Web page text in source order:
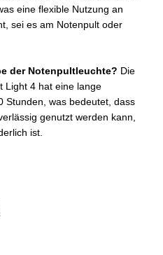
eine flexible Nutzung an
sei es am Notenpult oder
der Notenpultleuchte? Die
Light 4 hat eine lange
Stunden, was bedeutet, dass
genutzt werden kann,
ist.